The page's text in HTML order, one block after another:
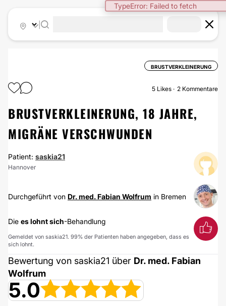
TypeError: Failed to fetch
BRUSTVERKLEINERUNG
5 Likes 2 Kommentare
BRUSTVERKLEINERUNG, 18 JAHRE,
MIGRÄNE VERSCHWUNDEN
Patient: saskia21
Hannover
Durchgeführt von Dr. med. Fabian Wolfrum in Bremen
Die es lohnt sich-Behandlung
Gemeldet von saskia21. 99% der Patienten haben angegeben, dass es
sich lohnt.
Bewertung von saskia21 über Dr. med. Fabian
Wolfrum
5.0